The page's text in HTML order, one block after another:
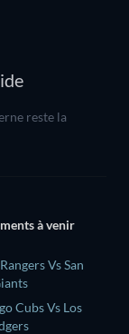
reste la
à venir
Vs San
Cubs Vs Los